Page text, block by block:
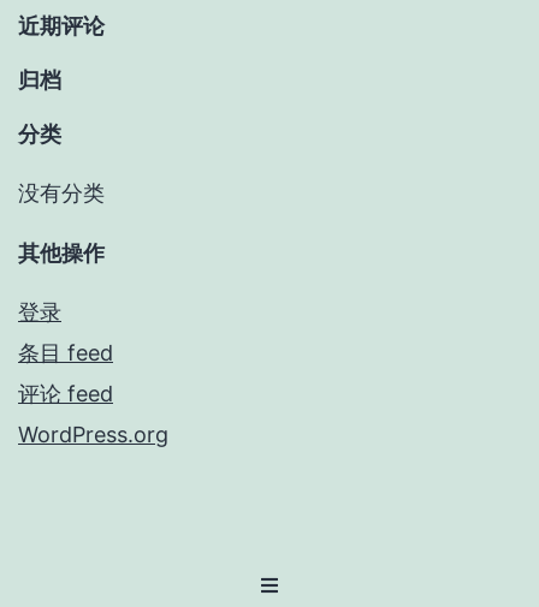
近期评论
归档
分类
没有分类
其他操作
登录
条目 feed
评论 feed
WordPress.org